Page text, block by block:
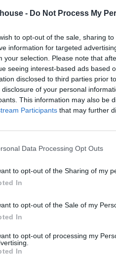
- Do Not Process My
to opt-out of the sale, sharing
information for targeted
your selection. Please note that
seeing interest-based ads based
disclosed to third parties prior
of your personal
This information may also be
Participants that may further
Data Processing Opt Outs
to opt-out of the Sharing of my
In
to opt-out of the Sale of my
In
to opt-out of processing my
In
εμβληματικός Ιταλός
χωρίς την κορμάρα
του Σμάιχελ. Αλλά με
απ’ τους άλλους
μικρός, πιάνοντας ψάρια
Πόσοι κλήθηκαν να